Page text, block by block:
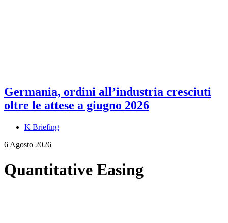
Germania, ordini all’industria cresciuti
oltre le attese a giugno 2026
K Briefing
6 Agosto 2026
Quantitative Easing